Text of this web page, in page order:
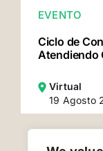
EVENTO
Ciclo de
Atendiendo
Virtual
19 Agosto